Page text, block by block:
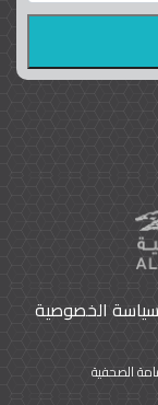
سياسة الخصوصية